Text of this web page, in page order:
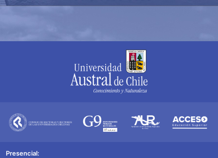
Presencial: